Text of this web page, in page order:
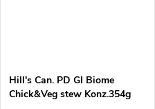
Hill's Can. PD GI Biome
Chick&Veg stew Konz.354g